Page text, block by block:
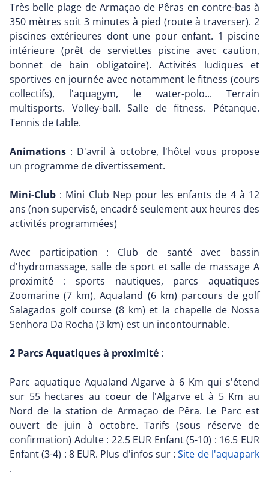
Très belle plage de Armaçao de Pêras en contre-bas à
350 mètres soit 3 minutes à pied (route à traverser). 2
piscines extérieures dont une pour enfant. 1 piscine
intérieure (prêt de serviettes piscine avec caution,
bonnet de bain obligatoire). Activités ludiques et
sportives en journée avec notamment le fitness (cours
collectifs), l'aquagym, le water-polo... Terrain
multisports. Volley-ball. Salle de fitness. Pétanque.
Tennis de table.
Animations : D'avril à octobre, l'hôtel vous propose
un programme de divertissement.
Mini-Club : Mini Club Nep pour les enfants de 4 à 12
ans (non supervisé, encadré seulement aux heures des
activités programmées)
Avec participation : Club de santé avec bassin
d'hydromassage, salle de sport et salle de massage A
proximité : sports nautiques, parcs aquatiques
Zoomarine (7 km), Aqualand (6 km) parcours de golf
Salagados golf course (8 km) et la chapelle de Nossa
Senhora Da Rocha (3 km) est un incontournable.
2 Parcs Aquatiques à proximité :
Parc aquatique Aqualand Algarve à 6 Km qui s'étend
sur 55 hectares au coeur de l'Algarve et à 5 Km au
Nord de la station de Armaçao de Pêra. Le Parc est
ouvert de juin à octobre. Tarifs (sous réserve de
confirmation) Adulte : 22.5 EUR Enfant (5-10) : 16.5 EUR
Enfant (3-4) : 8 EUR. Plus d'infos sur :Site de l'aquapark
.